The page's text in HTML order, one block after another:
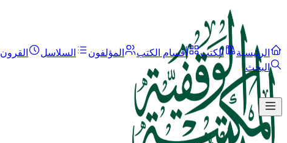
الرئيسية الكتب أقسام الكتب المؤلفون السلاسل القرون
البحث